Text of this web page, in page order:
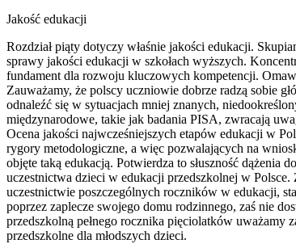
Jakość edukacji
Rozdział piąty dotyczy właśnie jakości edukacji.
sprawy jakości edukacji w szkołach wyższych.
fundament dla rozwoju kluczowych kompetencji.
Zauważamy, że polscy uczniowie dobrze radzą sobie
odnaleźć się w sytuacjach mniej znanych,
międzynarodowe, takie jak badania PISA, zwracają
Ocena jakości najwcześniejszych etapów edukacji w
rygory metodologiczne, a więc pozwalających na
objęte taką edukacją. Potwierdza to słuszność dążenia
uczestnictwa dzieci w edukacji przedszkolnej w
uczestnictwie poszczególnych roczników w edukacji,
poprzez zaplecze swojego domu rodzinnego, zaś nie
przedszkolną pełnego rocznika pięciolatków uważamy
przedszkolne dla młodszych dzieci.